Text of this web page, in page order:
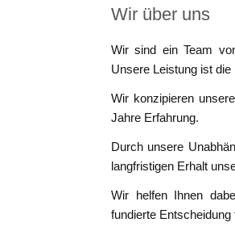
Wir über uns
Wir sind ein Team
Unsere Leistung ist
Wir konzipieren
Jahre Erfahrung.
Durch unsere
langfristigen Erhalt
Wir helfen Ihnen
fundierte